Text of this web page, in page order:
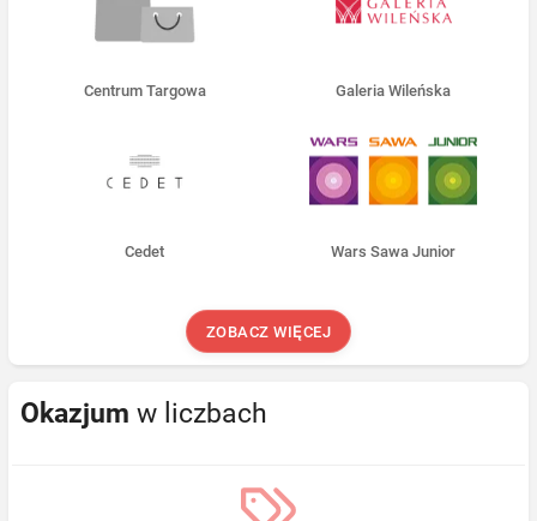
Centrum Targowa Galeria Wileńska
Cedet Wars Sawa Junior
ZOBACZ WIĘCEJ
Okazjum w liczbach